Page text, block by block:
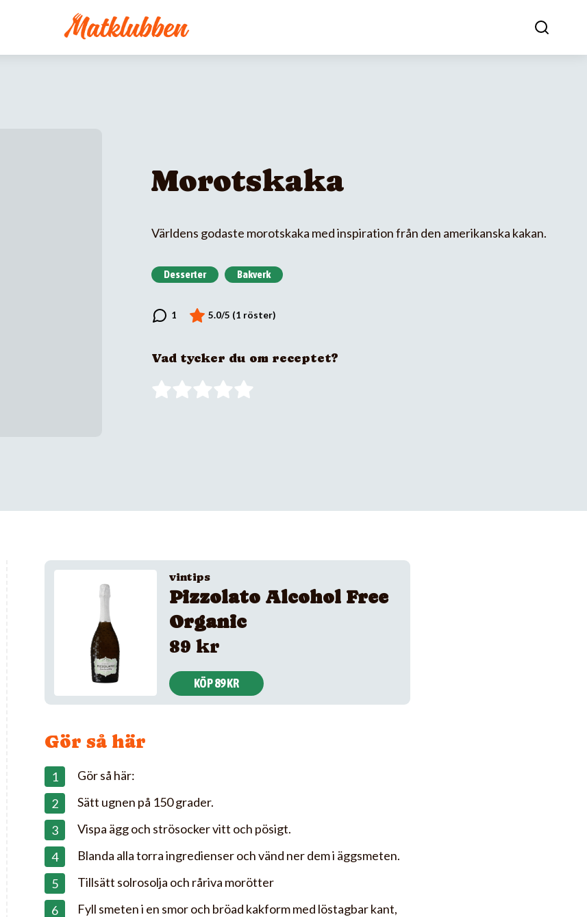
Morotskaka
Världens godaste morotskaka med inspiration från den amerikanska kakan.
Desserter Bakverk
Vad tycker du om receptet?
vintips
Pizzolato Alcohol Free
Organic
89 kr
KÖP 89 KR
Gör så här
Gör så här:
Sätt ugnen på 150 grader.
Vispa ägg och strösocker vitt och pösigt.
Blanda alla torra ingredienser och vänd ner dem i äggsmeten.
Tillsätt solrosolja och råriva morötter
Fyll smeten i en smor och bröad kakform med löstagbar kant,